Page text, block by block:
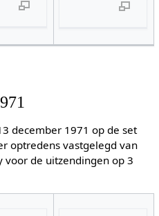
december 1971 op de set
optredens vastgelegd van
voor de uitzendingen op 3